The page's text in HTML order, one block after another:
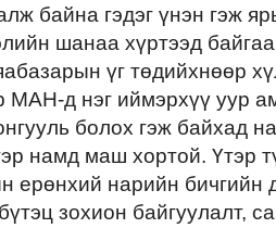
байна гэдэг үнэн гэж
шанаа хүртээд
үг төдийхнөөр
д нэг иймэрхүү уур
болох гэж байхад
намд маш хортой. Үтэр
нарийн бичгийн
зохион байгуулалт,